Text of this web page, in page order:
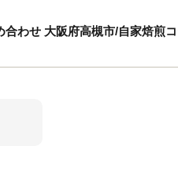
わせ 大阪府高槻市/自家焙煎